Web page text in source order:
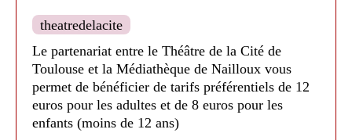
adulte ; 9€ pour les moins de 12 ans
theatredelacite
Le partenariat entre le Théâtre de la Cité de
Toulouse et la Médiathèque de Nailloux vous
permet de bénéficier de tarifs préférentiels de 12
euros pour les adultes et de 8 euros pour les
enfants (moins de 12 ans)